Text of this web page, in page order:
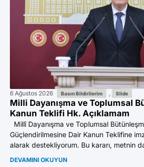
6 Ağustos 2026 Basın Bildirilerim Slide
Milli Dayanışma ve Toplumsal
Kanun Teklifi Hk. Açıklamam
Millî Dayanışma ve Toplumsal
Güçlendirilmesine Dair Kanun Teklifine
alarak destekliyorum. Bu kararı, metnin
DEVAMINI OKUYUN